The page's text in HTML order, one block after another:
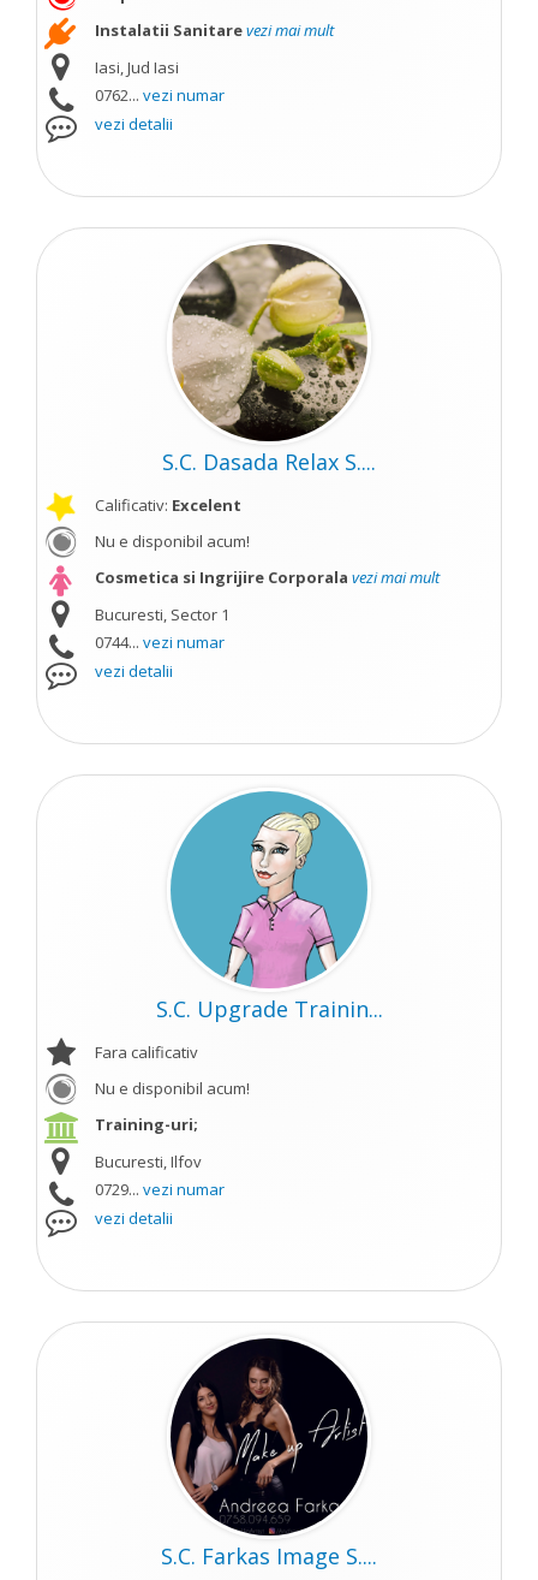
Instalatii Sanitarevezi mai mult
Iasi, Jud Iasi
0762... vezi numar
vezi detalii
S.C. Dasada Relax S....
Calificativ: Excelent
Nu e disponibil acum!
Cosmetica si Ingrijire Corporala vezi mai mult
Bucuresti, Sector 1
0744... vezi numar
vezi detalii
S.C. Upgrade Trainin...
Fara calificativ
Nu e disponibil acum!
Training-uri;
Bucuresti, Ilfov
0729... vezi numar
vezi detalii
S.C. Farkas Image S....